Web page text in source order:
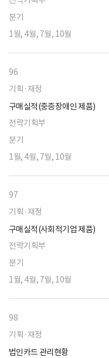
분기
1월, 4월, 7월, 10월
96
기획·재정
구매실적(중증장애인 제품)
전략기획부
분기
1월, 4월, 7월, 10월
97
기획·재정
구매실적(사회적기업 제품)
전략기획부
분기
1월, 4월, 7월, 10월
98
기획·재정
법인카드 관리현황